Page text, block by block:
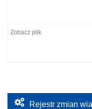
0
0
Rejestr zmian